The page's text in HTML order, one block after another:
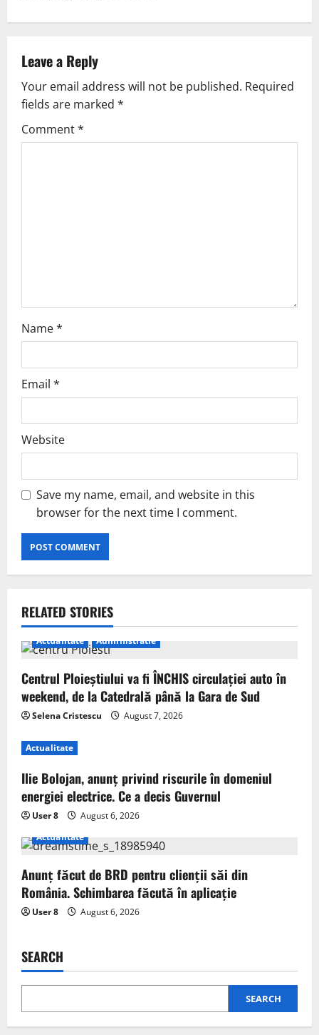
Leave a Reply
Your email address will not be published. Required
fields are marked *
Comment*
Name*
Email *
Website
Save my name, email, and website in this
browser for the next time I comment.
RELATED STORIES
Actualitate Administratie
Centrul Ploieștiului va fi ÎNCHIS circulației auto în
weekend, de la Catedrală până la Gara de Sud
Selena Cristescu August 7, 2026
Actualitate
Ilie Bolojan, anunț privind riscurile în domeniul
energiei electrice. Ce a decis Guvernul
User 8
August 6, 2026
Actualitate
Anunț făcut de BRD pentru clienții săi din
România. Schimbarea făcută în aplicație
User 8 August 6, 2026
SEARCH
SEARCH